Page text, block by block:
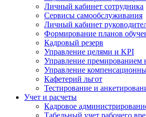
Личный кабинет сотрудника
Сервисы самообслуживания
Личный кабинет
Формирование планов
Кадровый резерв
Управление целями и KPI
Управление премированием
Управление
Кафетерий льгот
Тестирование и
Учет и расчеты
Кадровое
Табельный учет рабочего